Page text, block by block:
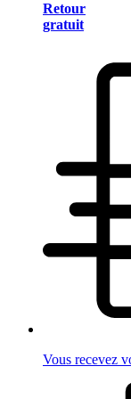
Retour
gratuit
Vous recevez